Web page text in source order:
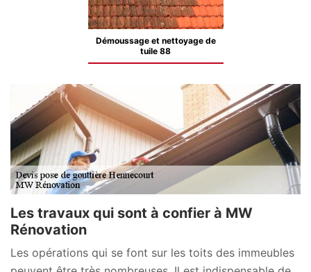
Démoussage et nettoyage de
tuile 88
Les travaux qui sont à confier à MW
Rénovation
Les opérations qui se font sur les toits des immeubles